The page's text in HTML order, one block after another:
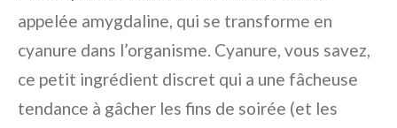
appelée amygdaline, qui se transforme en
cyanure dans l’organisme. Cyanure, vous savez,
ce petit ingrédient discret qui a une fâcheuse
tendance à gâcher les fins de soirée (et les